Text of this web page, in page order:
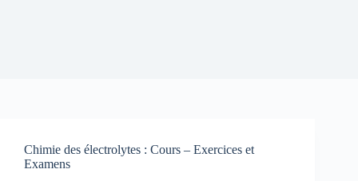
Chimie des électrolytes : Cours – Exercices et
Examens